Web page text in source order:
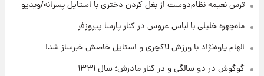
۱۴ ساعت پیش
قیمت محصولات ایران‌خودرو و سایپا امروز شنبه
ترس نعیمه نظام‌دوست از بغل کردن دختری با استایل پسرانه/ویدیو
ماه‌چهره خلیلی با لباس عروس در کنار پارسا پیروزفر
الهام پاوه‌نژاد با ورزش لاکچری و استایل خاصش خبرساز شد!
گوگوش در دو سالگی و در کنار مادرش؛ سال ۱۳۳۱